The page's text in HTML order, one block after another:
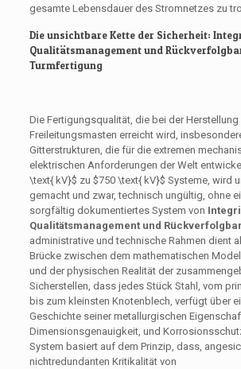
gesamte Lebensdauer des Stromnetzes zu
Die unsichtbare Kette der Sicherheit:
Qualitätsmanagement und
Turmfertigung
Die Fertigungsqualität, die bei der Herstellung
Freileitungsmasten erreicht wird,
Gitterstrukturen, die für die extremen
elektrischen Anforderungen der Welt
\text{ kV}$ zu $750 \text{ kV}$ Systeme, wird
gemacht und zwar, technisch ungültig, ohne
sorgfältig dokumentiertes System von
Qualitätsmanagement und
administrative und technische Rahmen dient
Brücke zwischen dem mathematischen
und der physischen Realität der
Sicherstellen, dass jedes Stück Stahl, vom
bis zum kleinsten Knotenblech, verfügt über
Geschichte seiner metallurgischen
Dimensionsgenauigkeit, und
System basiert auf dem Prinzip, dass,
nichtredundanten Kritikalität von